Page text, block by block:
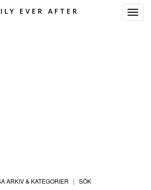
Toggle
EVER AFTER
ARKIV & KATEGORIER | SÖK